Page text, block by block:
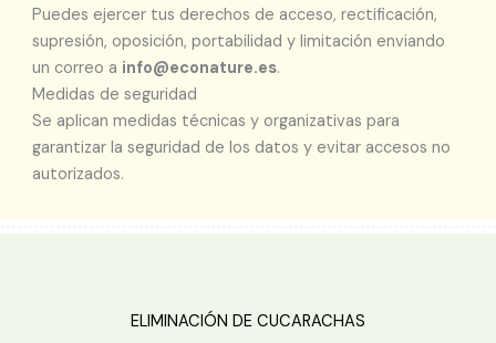
Puedes ejercer tus derechos de acceso, rectificación,
supresión, oposición, portabilidad y limitación enviando
un correo a info@econature.es.
Medidas de seguridad
Se aplican medidas técnicas y organizativas para
garantizar la seguridad de los datos y evitar accesos no
autorizados.
ELIMINACIÓN DE CUCARACHAS